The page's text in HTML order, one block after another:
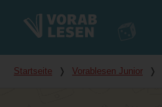
Du bist hier
Startseite ❭ Vorablesen Junior ❭